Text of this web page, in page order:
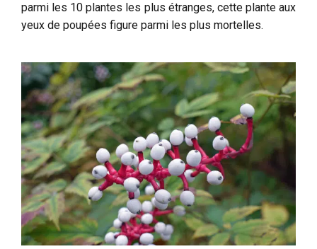
parmi les 10 plantes les plus étranges, cette plante aux
yeux de poupées figure parmi les plus mortelles.